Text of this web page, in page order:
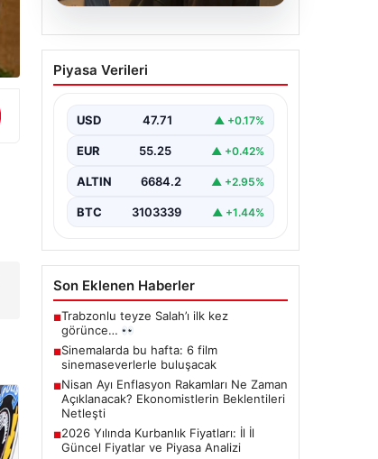
06.08.2026
Sinemalarda bu hafta: 6
film sinemaseverlerle
Piyasa Verileri
USD 47.71 ▲ +0.17%
EUR 55.25 ▲ +0.42%
ALTIN 6684.2 ▲ +2.95%
BTC 3103339 ▲ +1.44%
Son Eklenen Haberler
■Trabzonlu teyze Salah’ı ilk kez
görünce…
■Sinemalarda bu hafta: 6 film
sinemaseverlerle buluşacak
■Nisan Ayı Enflasyon Rakamları Ne Zaman
Açıklanacak? Ekonomistlerin Beklentileri
Netleşti
■2026 Yılında Kurbanlık Fiyatları: İl İl
Güncel Fiyatlar ve Piyasa Analizi